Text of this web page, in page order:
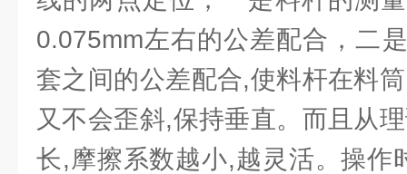
0.075mm左右的公差配合，二
套之间的公差配合,使料杆在料
又不会歪斜,保持垂直。而且从
长,摩擦系数越小,越灵活。操作